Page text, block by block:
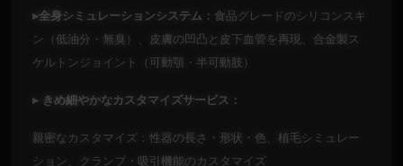
▸全身シミュレーションシステム： 食品グレードのシリコンスキ
ン（低油分・無臭）、皮膚の凹凸と皮下血管を再現、合金製ス
ケルトンジョイント（可動顎・半可動肢）
▸ きめ細やかなカスタマイズサービス：
親密なカスタマイズ：性器の長さ・形状・色、植毛シミュレー
ション、クランプ・吸引機能のカスタマイズ